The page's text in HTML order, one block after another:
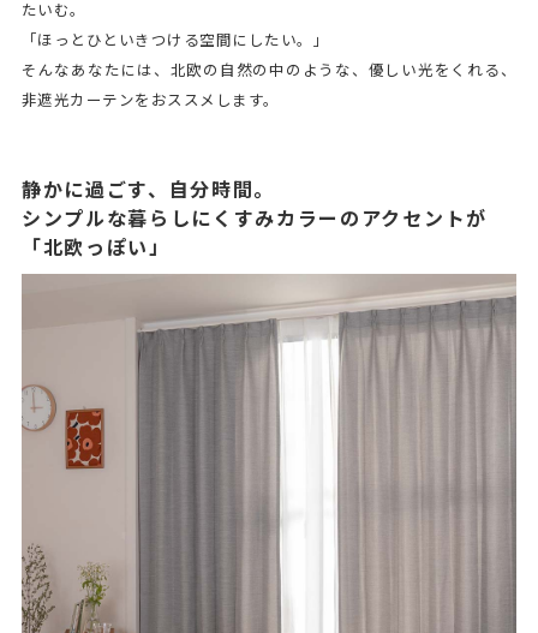
たいむ。
「ほっとひといきつける空間にしたい。」
そんなあなたには、北欧の自然の中のような、優しい光をくれる、
非遮光カーテンをおススメします。
静かに過ごす、自分時間。
シンプルな暮らしにくすみカラーのアクセントが
「北欧っぽい」